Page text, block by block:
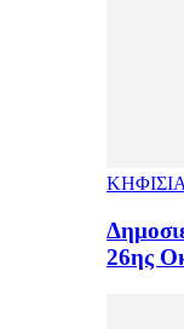
ΚΗΦΙΣΙΑ
26ης